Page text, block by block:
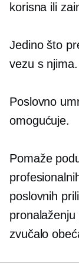
korisna ili
Jedino što
vezu s njima.
Poslovno
omogućuje.
Pomaže
poslovnih
zvučalo